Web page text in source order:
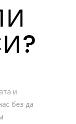
и
без да